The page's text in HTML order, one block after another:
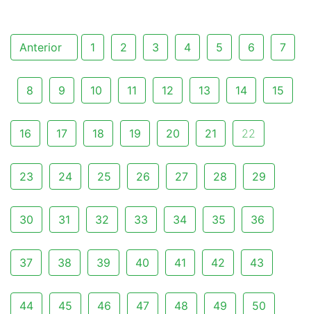
Anterior 1 2 3 4 5 6 7
8 9 10 11 12 13 14 15
16 17 18 19 20 21 22
23 24 25 26 27 28 29
30 31 32 33 34 35 36
37 38 39 40 41 42 43
44 45 46 47 48 49 50